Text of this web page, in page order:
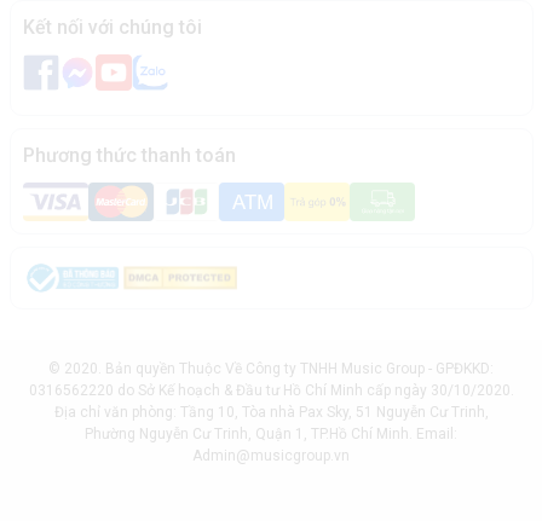
Kết nối với chúng tôi
Phương thức thanh toán
© 2020. Bản quyền Thuộc Về Công ty TNHH Music Group - GPĐKKD:
0316562220 do Sở Kế hoạch & Đầu tư Hồ Chí Minh cấp ngày 30/10/2020.
Địa chỉ văn phòng: Tầng 10, Tòa nhà Pax Sky, 51 Nguyễn Cư Trinh,
Phường Nguyễn Cư Trinh, Quận 1, TP.Hồ Chí Minh. Email:
Admin@musicgroup.vn